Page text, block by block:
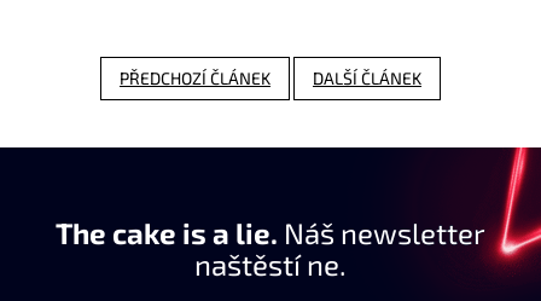
PŘEDCHOZÍ ČLÁNEK DALŠÍ ČLÁNEK
The cake is a lie. Náš newsletter
naštěstí ne.